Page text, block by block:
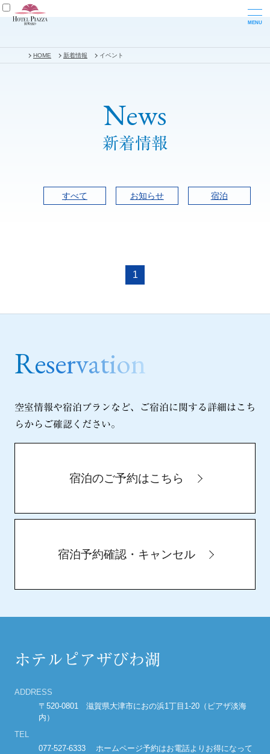
HOME 新着情報 イベント
News
新着情報
すべて お知らせ 宿泊
1
空室情報や宿泊プランなど、ご宿泊に関する詳細はこち
らからご確認ください。
宿泊のご予約はこちら
宿泊予約確認・キャンセル
ホテルピアザびわ湖
ADDRESS
〒520-0801 滋賀県大津市におの浜1丁目1-20（ピアザ淡海
内）
TEL
077-527-6333 ホームページ予約はお電話よりお得になって
お部屋
施設案内
滋賀県立県民交流センター
アクセス
公告
宿泊約款